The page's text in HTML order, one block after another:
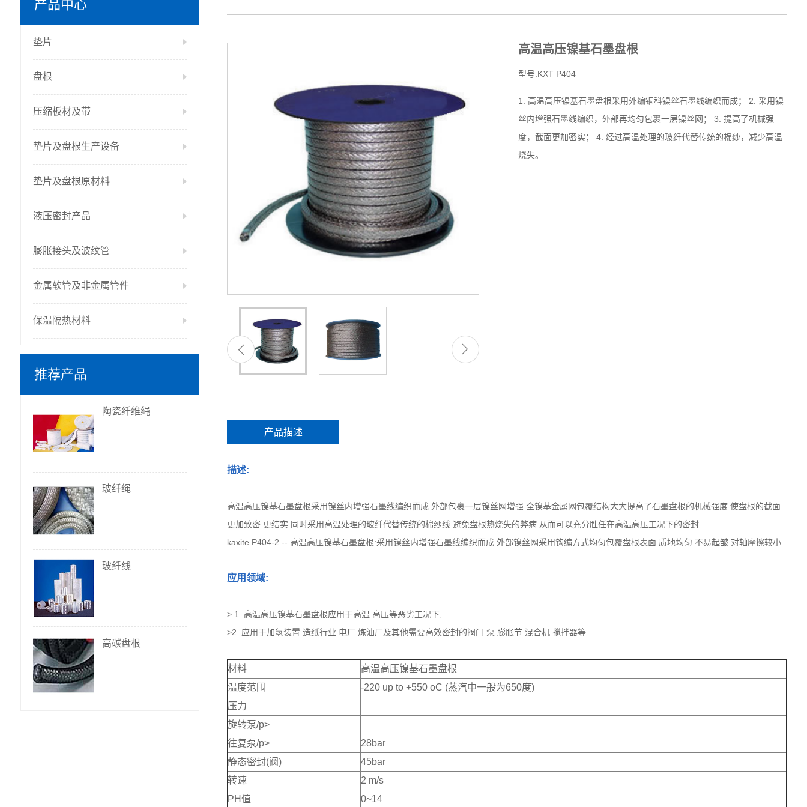
产品中心
垫片
盘根
压缩板材及带
垫片及盘根生产设备
垫片及盘根原材料
液压密封产品
膨胀接头及波纹管
金属软管及非金属管件
保温隔热材料
推荐产品
陶瓷纤维绳
玻纤绳
玻纤线
高碳盘根
高温高压镍基石墨盘根
型号:KXT P404
1. 高温高压镍基石墨盘根采用外编铟科镍丝石墨线编织而成； 2. 采用镍
丝内增强石墨线编织，外部再均匀包裹一层镍丝网； 3. 提高了机械强
度，截面更加密实； 4. 经过高温处理的玻纤代替传统的棉纱，减少高温
烧失。
产品描述
描述:
高温高压镍基石墨盘根采用镍丝内增强石墨线编织而成.外部包裹一层镍丝网增强.全镍基金属网包覆结构大大提高了石墨盘根的机械强度.使盘根的截面
更加致密.更结实.同时采用高温处理的玻纤代替传统的棉纱线.避免盘根热烧失的弊病.从而可以充分胜任在高温高压工况下的密封.
kaxite P404-2 -- 高温高压镍基石墨盘根:采用镍丝内增强石墨线编织而成.外部镍丝网采用钩编方式均匀包覆盘根表面.质地均匀.不易起皱.对轴摩擦较小.
应用领域:
> 1. 高温高压镍基石墨盘根应用于高温.高压等恶劣工况下,
>2. 应用于加氢装置.造纸行业.电厂.炼油厂及其他需要高效密封的阀门.泵.膨胀节.混合机.搅拌器等.
材料
高温高压镍基石墨盘根
温度范围
-220 up to +550 oC (蒸汽中一般为650度)
压力
旋转泵/p>
往复泵/p>
28bar
静态密封(阀)
45bar
转速
2 m/s
PH值
0~14